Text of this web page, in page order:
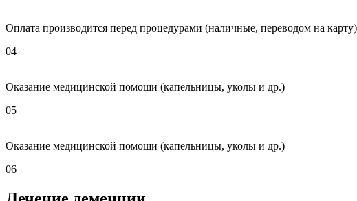
Оплата производится перед процедурами (наличные, переводом на карту)
04
Оказание медицинской помощи (капельницы, уколы и др.)
05
Оказание медицинской помощи (капельницы, уколы и др.)
06